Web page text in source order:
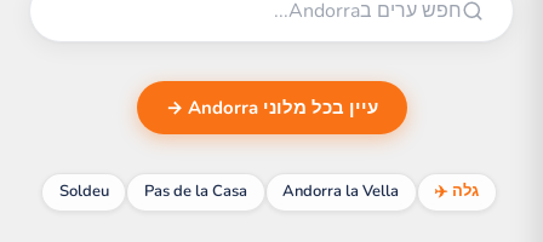
עיין בכל מלוני Andorra →
גלה ✈️ Andorra la Vella
Pas de la Casa
Soldeu